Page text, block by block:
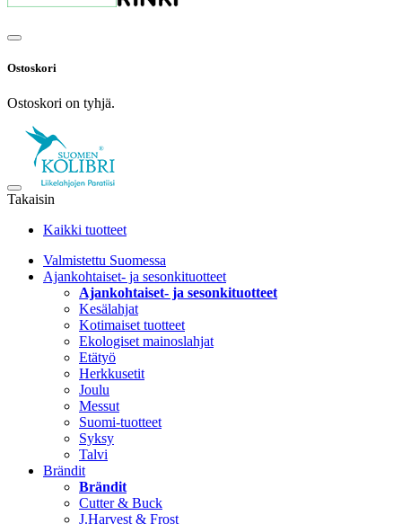
Ostoskori
Ostoskori on tyhjä.
Takaisin
Kaikki tuotteet
Valmistettu Suomessa
Ajankohtaiset- ja sesonkituotteet
Ajankohtaiset- ja sesonkituotteet
Kesälahjat
Kotimaiset tuotteet
Ekologiset mainoslahjat
Etätyö
Herkkusetit
Joulu
Messut
Suomi-tuotteet
Syksy
Talvi
Brändit
Brändit
Cutter & Buck
J.Harvest & Frost